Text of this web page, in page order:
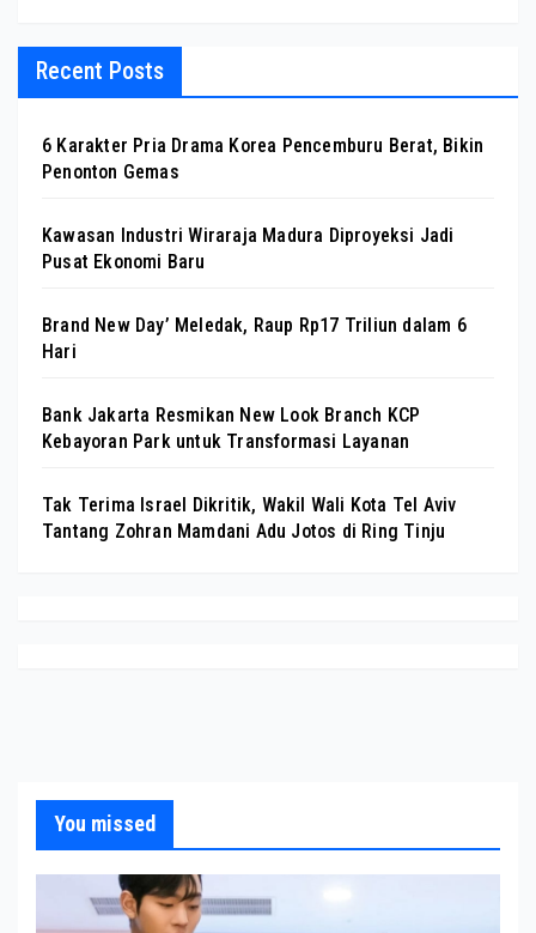
Recent Posts
6 Karakter Pria Drama Korea Pencemburu Berat, Bikin
Penonton Gemas
Kawasan Industri Wiraraja Madura Diproyeksi Jadi
Pusat Ekonomi Baru
Brand New Day’ Meledak, Raup Rp17 Triliun dalam 6
Hari
Bank Jakarta Resmikan New Look Branch KCP
Kebayoran Park untuk Transformasi Layanan
Tak Terima Israel Dikritik, Wakil Wali Kota Tel Aviv
Tantang Zohran Mamdani Adu Jotos di Ring Tinju
You missed